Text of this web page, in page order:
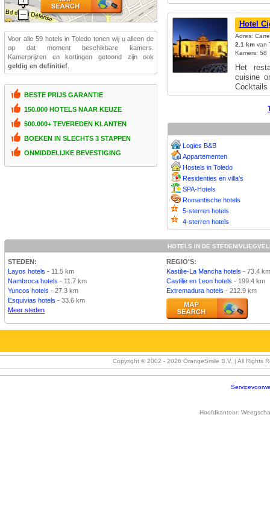
Voor alle 59 hotels in Toledo tonen wij u alleen de
op dat moment beschikbare kamers.
Kamerprijzen en kortingen getoond zijn ook
geldig en definitief
BESTE PRIJS GARANTIE
150.000 HOTELS NAAR KEUZE
500.000+ TEVEREDEN KLANTEN
BOEKEN IN SLECHTS 3 STAPPEN
ONMIDDELIJKE BEVESTIGING
Hotel
Adres:
2.1 kmvan
Kamers: 58
Het
cuisine
Logies B&B
Appartementen
Hostels in Toledo
Residenties en villa’s
SPA-Hotels
Romantische hotels
5-sterren hotels
4-sterren hotels
HOTELS IN DE STEDEN/
STEDEN:
Layos hotels - 11.5 km
Nambroca hotels - 11.7 km
Yuncos hotels - 27.3 km
Esquivias hotels - 33.6 km
Meer steden
REGIO'S:
Kastilie-La Mancha hotels - 73.4 km
Castilie en Leon hotels - 199.4 km
Extremadura hotels - 212.9 km
Copyright © 2002 - 2026 OrangeSmile B.V. | All Rights
Hoofdkantoor: